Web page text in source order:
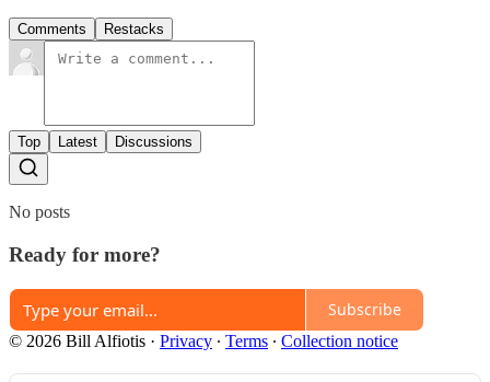
Comments Restacks
Top Latest Discussions
No posts
Ready for more?
Subscribe
© 2026 Bill Alfiotis · Privacy ∙ Terms ∙ Collection notice